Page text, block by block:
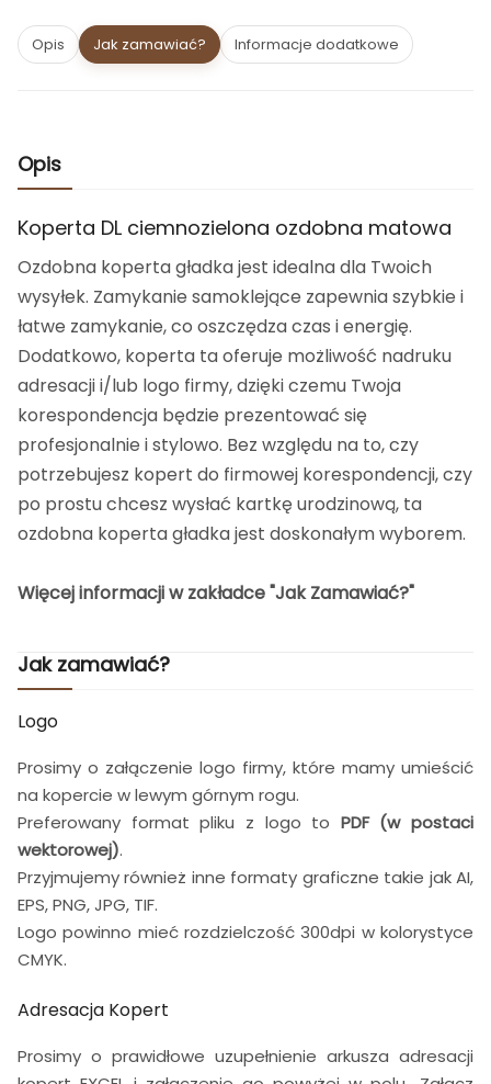
Opis Jak zamawiać? Informacje dodatkowe
Opis
Koperta DL ciemnozielona ozdobna matowa
Ozdobna koperta gładka jest idealna dla Twoich
wysyłek. Zamykanie samoklejące zapewnia szybkie i
łatwe zamykanie, co oszczędza czas i energię.
Dodatkowo, koperta ta oferuje możliwość nadruku
adresacji i/lub logo firmy, dzięki czemu Twoja
korespondencja będzie prezentować się
profesjonalnie i stylowo. Bez względu na to, czy
potrzebujesz kopert do firmowej korespondencji, czy
po prostu chcesz wysłać kartkę urodzinową, ta
ozdobna koperta gładka jest doskonałym wyborem.
Więcej informacji w zakładce "Jak Zamawiać?"
Jak zamawiać?
Logo
Prosimy o załączenie logo firmy, które mamy umieścić
na kopercie w lewym górnym rogu.
Preferowany format pliku z logo to PDF (w postaci
wektorowej).
Przyjmujemy również inne formaty graficzne takie jak AI,
EPS, PNG, JPG, TIF.
Logo powinno mieć rozdzielczość 300dpi w kolorystyce
CMYK.
Adresacja Kopert
Prosimy o prawidłowe uzupełnienie arkusza adresacji